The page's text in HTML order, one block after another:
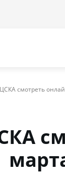
смотреть